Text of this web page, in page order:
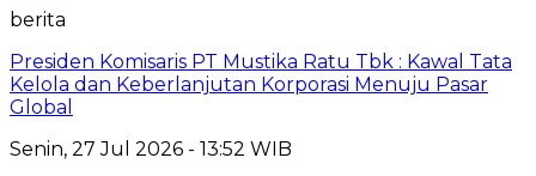
berita
Presiden Komisaris PT Mustika Ratu Tbk : Kawal Tata
Kelola dan Keberlanjutan Korporasi Menuju Pasar
Global
Senin, 27 Jul 2026 - 13:52 WIB